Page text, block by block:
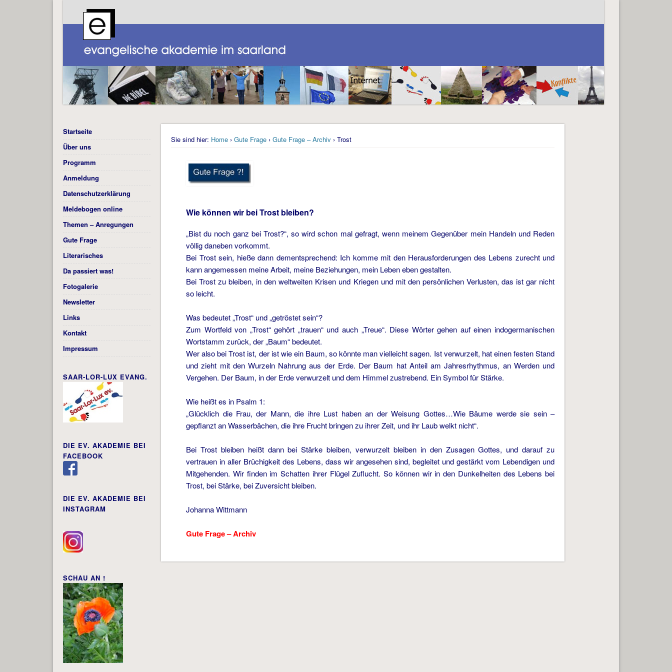
Sie sind hier: Home ›Gute Frage ›Gute Frage – Archiv › Trost
Wie können wir bei Trost bleiben?
„Bist du noch ganz bei Trost?“, so wird schon mal gefragt, wenn meinem Gegenüber mein Handeln und Reden
völlig daneben vorkommt.
Bei Trost sein, hieße dann dementsprechend: Ich komme mit den Herausforderungen des Lebens zurecht und
kann angemessen meine Arbeit, meine Beziehungen, mein Leben eben gestalten.
Bei Trost zu bleiben, in den weltweiten Krisen und Kriegen und mit den persönlichen Verlusten, das ist gar nicht
so leicht.
Was bedeutet „Trost“ und „getröstet sein“?
Zum Wortfeld von „Trost“ gehört „trauen“ und auch „Treue“. Diese Wörter gehen auf einen indogermanischen
Wortstamm zurück, der „Baum“ bedeutet.
Wer also bei Trost ist, der ist wie ein Baum, so könnte man vielleicht sagen. Ist verwurzelt, hat einen festen Stand
und zieht mit den Wurzeln Nahrung aus der Erde. Der Baum hat Anteil am Jahresrhythmus, an Werden und
Vergehen. Der Baum, in der Erde verwurzelt und dem Himmel zustrebend. Ein Symbol für Stärke.
Wie heißt es in Psalm 1:
„Glücklich die Frau, der Mann, die ihre Lust haben an der Weisung Gottes…Wie Bäume werde sie sein –
gepflanzt an Wasserbächen, die ihre Frucht bringen zu ihrer Zeit, und ihr Laub welkt nicht“.
Bei Trost bleiben heißt dann bei Stärke bleiben, verwurzelt bleiben in den Zusagen Gottes, und darauf zu
vertrauen in aller Brüchigkeit des Lebens, dass wir angesehen sind, begleitet und gestärkt vom Lebendigen und
Mitgehenden. Wir finden im Schatten ihrer Flügel Zuflucht. So können wir in den Dunkelheiten des Lebens bei
Trost, bei Stärke, bei Zuversicht bleiben.
Johanna Wittmann
Gute Frage – Archiv
Startseite
Über uns
Programm
Anmeldung
Datenschutzerklärung
Meldebogen online
Themen – Anregungen
Gute Frage
Literarisches
Da passiert was!
Fotogalerie
Newsletter
Links
Kontakt
Impressum
SAAR-LOR-LUX EVANG.
DIE EV. AKADEMIE BEI
FACEBOOK
DIE EV. AKADEMIE BEI
INSTAGRAM
SCHAU AN !